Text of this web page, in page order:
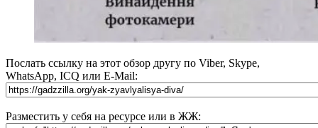
Послать ссылку на этот обзор другу по Viber, Skype,
WhatsApp, ICQ или E-Mail:
Разместить у себя на ресурсе или в ЖЖ: